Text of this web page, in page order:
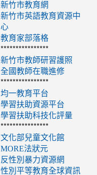
新竹市教育網
新竹市英語教育資源中
心
教育家部落格
****************
新竹市教師研習護照
全國教師在職進修
****************
均一教育平台
學習扶助資源平台
學習扶助科技化評量
****************
文化部兒童文化館
MORE法狀元
反性別暴力資源網
性別平等教育全球資訊